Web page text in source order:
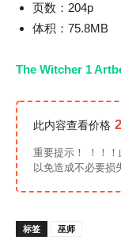
页数：204p
体积：75.8MB
The Witcher 1
此内容查看价格 2
重要提示！ ！！！
以免造成不必要损
标签 巫师